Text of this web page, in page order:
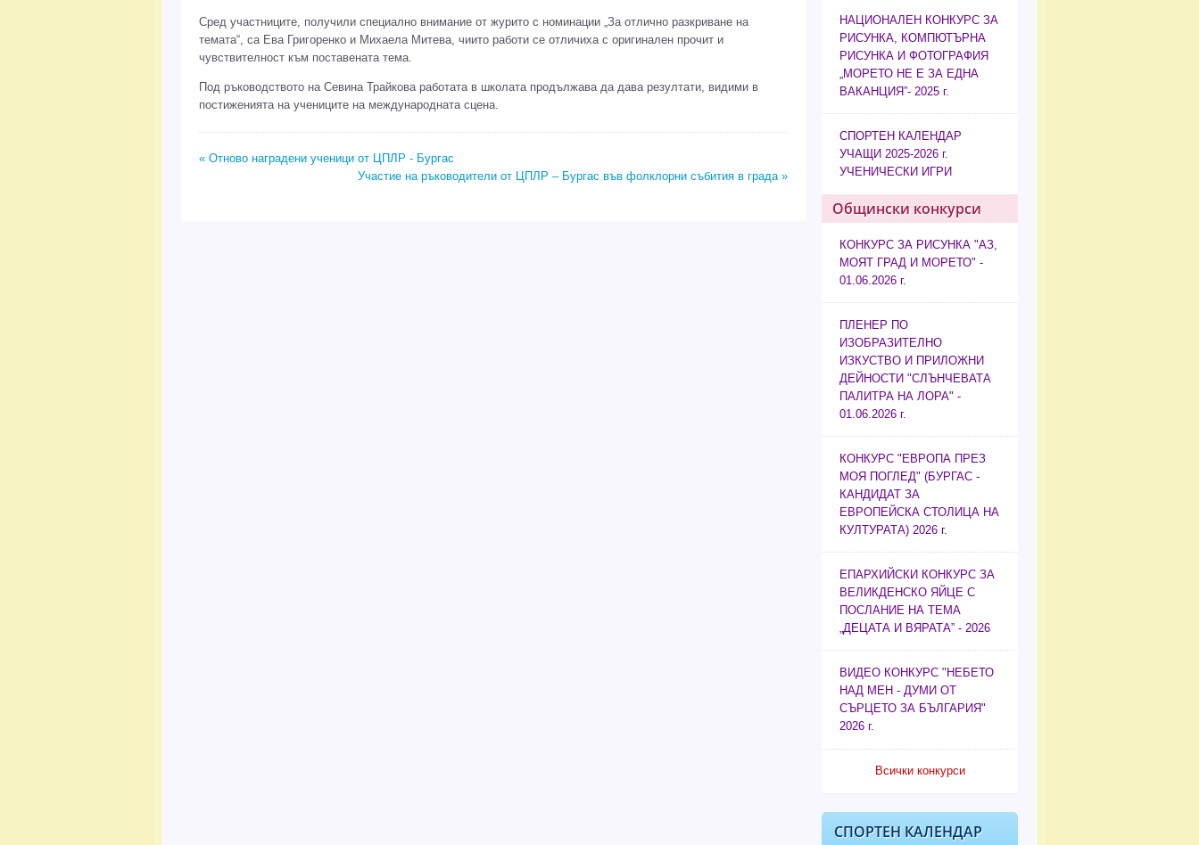
Сред участниците, получили специално внимание от журито с номинации „За отлично разкриване на
темата“, са Ева Григоренко и Михаела Митева, чиито работи се отличиха с оригинален прочит и
чувствителност към поставената тема.
Под ръководството на Севина Трайкова работата в школата продължава да дава резултати, видими в
постиженията на учениците на международната сцена.
« Отново наградени ученици от ЦПЛР - Бургас
Участие на ръководители от ЦПЛР – Бургас във фолклорни събития в града »
НАЦИОНАЛЕН КОНКУРС ЗА
РИСУНКА, КОМПЮТЪРНА
РИСУНКА И ФОТОГРАФИЯ
„МОРЕТО НЕ Е ЗА ЕДНА
ВАКАНЦИЯ”- 2025 г.
СПОРТЕН КАЛЕНДАР
УЧАЩИ 2025-2026 г.
УЧЕНИЧЕСКИ ИГРИ
Общински конкурси
КОНКУРС ЗА РИСУНКА "АЗ,
МОЯТ ГРАД И МОРЕТО" -
01.06.2026 г.
ПЛЕНЕР ПО
ИЗОБРАЗИТЕЛНО
ИЗКУСТВО И ПРИЛОЖНИ
ДЕЙНОСТИ "СЛЪНЧЕВАТА
ПАЛИТРА НА ЛОРА" -
01.06.2026 г.
КОНКУРС "ЕВРОПА ПРЕЗ
МОЯ ПОГЛЕД" (БУРГАС -
КАНДИДАТ ЗА
ЕВРОПЕЙСКА СТОЛИЦА НА
КУЛТУРАТА) 2026 г.
ЕПАРХИЙСКИ КОНКУРС ЗА
ВЕЛИКДЕНСКО ЯЙЦЕ С
ПОСЛАНИЕ НА ТЕМА
„ДЕЦАТА И ВЯРАТА” - 2026
ВИДЕО КОНКУРС "НЕБЕТО
НАД МЕН - ДУМИ ОТ
СЪРЦЕТО ЗА БЪЛГАРИЯ"
2026 г.
Всички конкурси
СПОРТЕН КАЛЕНДАР